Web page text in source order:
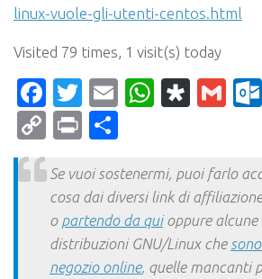
linux-vuole-gli-utenti-centos.html
Visited 79 times, 1 visit(s) today
Facebook
Twitter
Email
CopyPrint
Se vuoi sostenermi, puoi farlo
cosa dai diversi link di
o partendo da quioppure alcune
distribuzioni GNU/Linux che
negozio online, quelle mancanti